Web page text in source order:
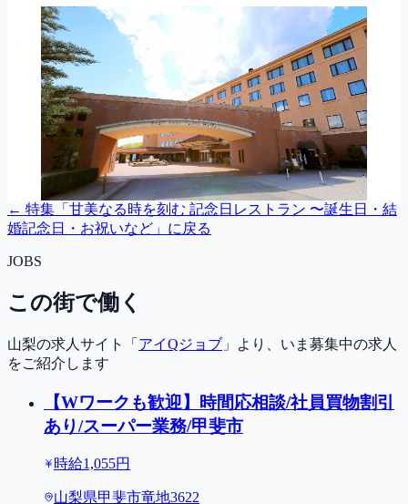
← 特集「 甘美なる時を刻む 記念日レストラン 〜誕生日・結
婚記念日・お祝いなど 」に戻る
JOBS
この街で働く
山梨の求人サイト「 アイQジョブ 」より、いま募集中の求人
をご紹介します
【Wワークも歓迎】時間応相談/社員買物割引
あり/スーパー業務/甲斐市
時給1,055円
山梨県甲斐市竜地3622